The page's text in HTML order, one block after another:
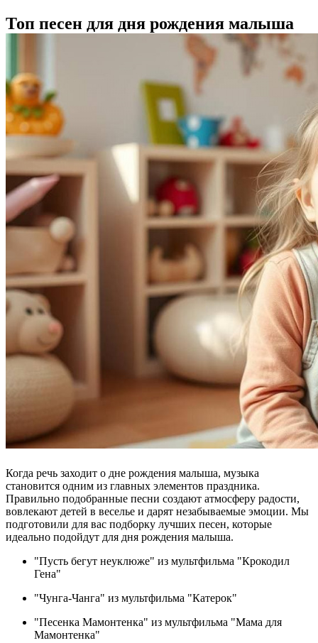
Топ песен для дня рождения малыша
Когда речь заходит о дне рождения малыша, музыка
становится одним из главных элементов праздника.
Правильно подобранные песни создают атмосферу радости,
вовлекают детей в веселье и дарят незабываемые эмоции. Мы
подготовили для вас подборку лучших песен, которые
идеально подойдут для дня рождения малыша.
"Пусть бегут неуклюже" из мультфильма "Крокодил
Гена"
"Чунга-Чанга" из мультфильма "Катерок"
"Песенка Мамонтенка" из мультфильма "Мама для
Мамонтенка"